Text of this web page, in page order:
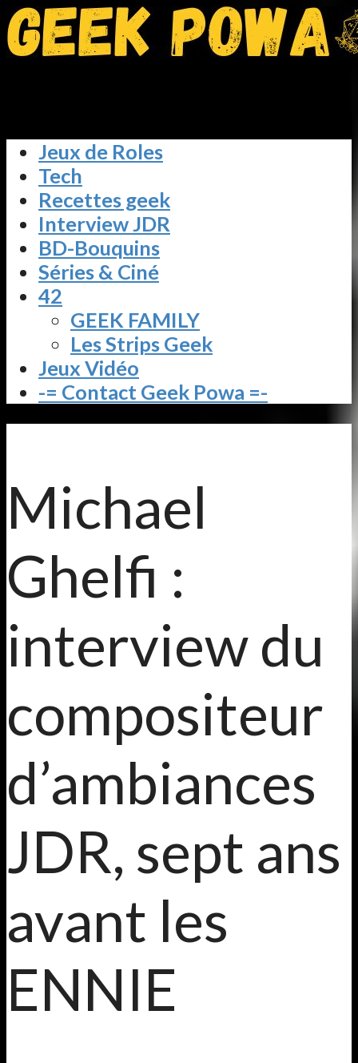
Jeux de Roles
Tech
Recettes geek
Interview JDR
BD-Bouquins
Séries & Ciné
42
GEEK FAMILY
Les Strips Geek
Jeux Vidéo
-= Contact Geek Powa =-
Michael
Ghelfi :
interview du
compositeur
d’ambiances
JDR, sept ans
avant les
ENNIE